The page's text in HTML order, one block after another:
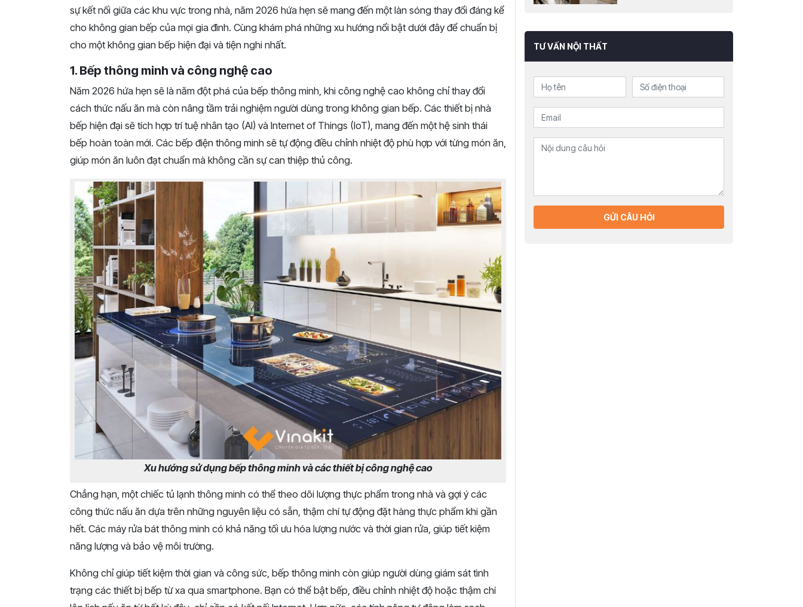
sự kết nối giữa các khu vực trong nhà, năm 2026 hứa hẹn sẽ mang đến một làn sóng thay đổi đáng kể
cho không gian bếp của mọi gia đình. Cùng khám phá những xu hướng nổi bật dưới đây để chuẩn bị
cho một không gian bếp hiện đại và tiện nghi nhất.
1. Bếp thông minh và công nghệ cao
Năm 2026 hứa hẹn sẽ là năm đột phá của bếp thông minh, khi công nghệ cao không chỉ thay đổi
cách thức nấu ăn mà còn nâng tầm trải nghiệm người dùng trong không gian bếp. Các thiết bị nhà
bếp hiện đại sẽ tích hợp trí tuệ nhân tạo (AI) và Internet of Things (IoT), mang đến một hệ sinh thái
bếp hoàn toàn mới. Các bếp điện thông minh sẽ tự động điều chỉnh nhiệt độ phù hợp với từng món ăn,
giúp món ăn luôn đạt chuẩn mà không cần sự can thiệp thủ công.
Xu hướng sử dụng bếp thông minh và các thiết bị công nghệ cao
Chẳng hạn, một chiếc tủ lạnh thông minh có thể theo dõi lượng thực phẩm trong nhà và gợi ý các
công thức nấu ăn dựa trên những nguyên liệu có sẵn, thậm chí tự động đặt hàng thực phẩm khi gần
hết. Các máy rửa bát thông minh có khả năng tối ưu hóa lượng nước và thời gian rửa, giúp tiết kiệm
năng lượng và bảo vệ môi trường.
Không chỉ giúp tiết kiệm thời gian và công sức, bếp thông minh còn giúp người dùng giám sát tình
trạng các thiết bị bếp từ xa qua smartphone. Bạn có thể bật bếp, điều chỉnh nhiệt độ hoặc thậm chí
TƯ VẤN NỘI THẤT
GỬI CÂU HỎI